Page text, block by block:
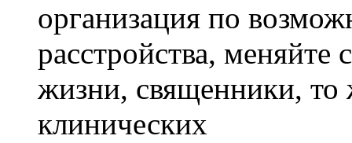
организация по
расстройства,
жизни, священники, то
клинических